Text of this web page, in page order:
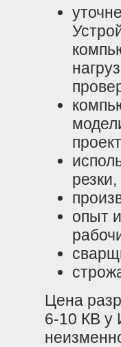
опыт
Цена
6-10 КВ у